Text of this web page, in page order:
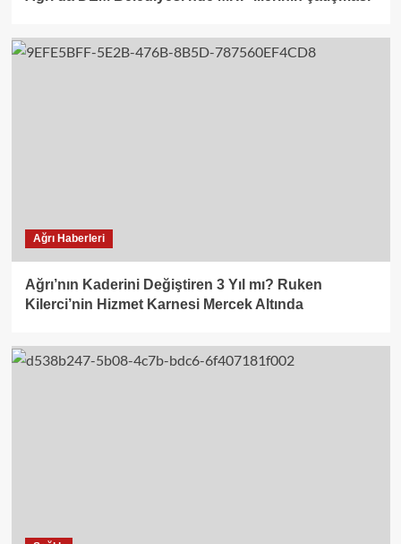
Ağrı Haberleri
Ağrı’nın Kaderini Değiştiren 3 Yıl mı? Ruken
Kilerci’nin Hizmet Karnesi Mercek Altında